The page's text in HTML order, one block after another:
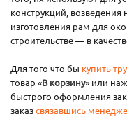
конструкций,
изготовления рам для
строительстве — в
Для того что бы купить
товар «В корзину» или
быстрого оформления
заказсвязавшись